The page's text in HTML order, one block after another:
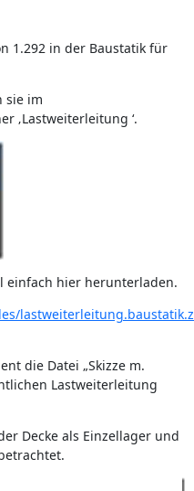
1.292 in der Baustatik für
sie im
‚Lastweiterleitung ‘.
einfach hier herunterladen.
die Datei „Skizze m.
Lastweiterleitung
Decke als Einzellager und